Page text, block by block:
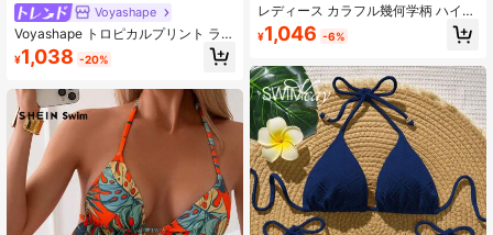
Voyashape
Voyashape トロピカルプリント ラッ
プクロス プッシュアップ ビキニセッ
ト、夏のビーチに最適
¥1,038 -20%
レディース カラフル幾何学柄 ハイウ
エスト ビキニセット スパゲッティス
トラップ バックタイ付き カジュアル
夏用
¥1,046 -6%